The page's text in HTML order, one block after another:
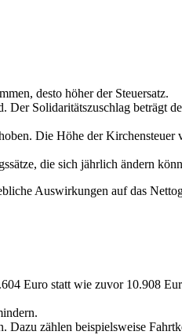
desto höher der Steuersatz.
Der Solidaritätszuschlag beträgt
Die Höhe der Kirchensteuer
die sich jährlich ändern
Auswirkungen auf das
Euro statt wie zuvor 10.908
Dazu zählen beispielsweise